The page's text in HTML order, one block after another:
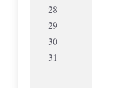
28
29
30
31